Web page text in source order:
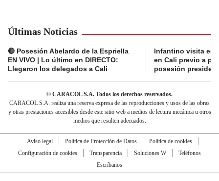
Últimas Noticias
🔴 Posesión Abelardo de la Espriella
EN VIVO | Lo último en DIRECTO:
Llegaron los delegados a Cali
Infantino visita
en Cali previo a
posesión
© CARACOL S.A. Todos los derechos reservados.
CARACOL S.A. realiza una reserva expresa de las reproducciones y usos de las obras
y otras prestaciones accesibles desde este sitio web a medios de lectura mecánica u otros
medios que resulten adecuados.
Aviso legal Política de Protección de Datos
Política de cookies
Configuración de cookies
Transparencia Soluciones W
Teléfonos
Escríbanos